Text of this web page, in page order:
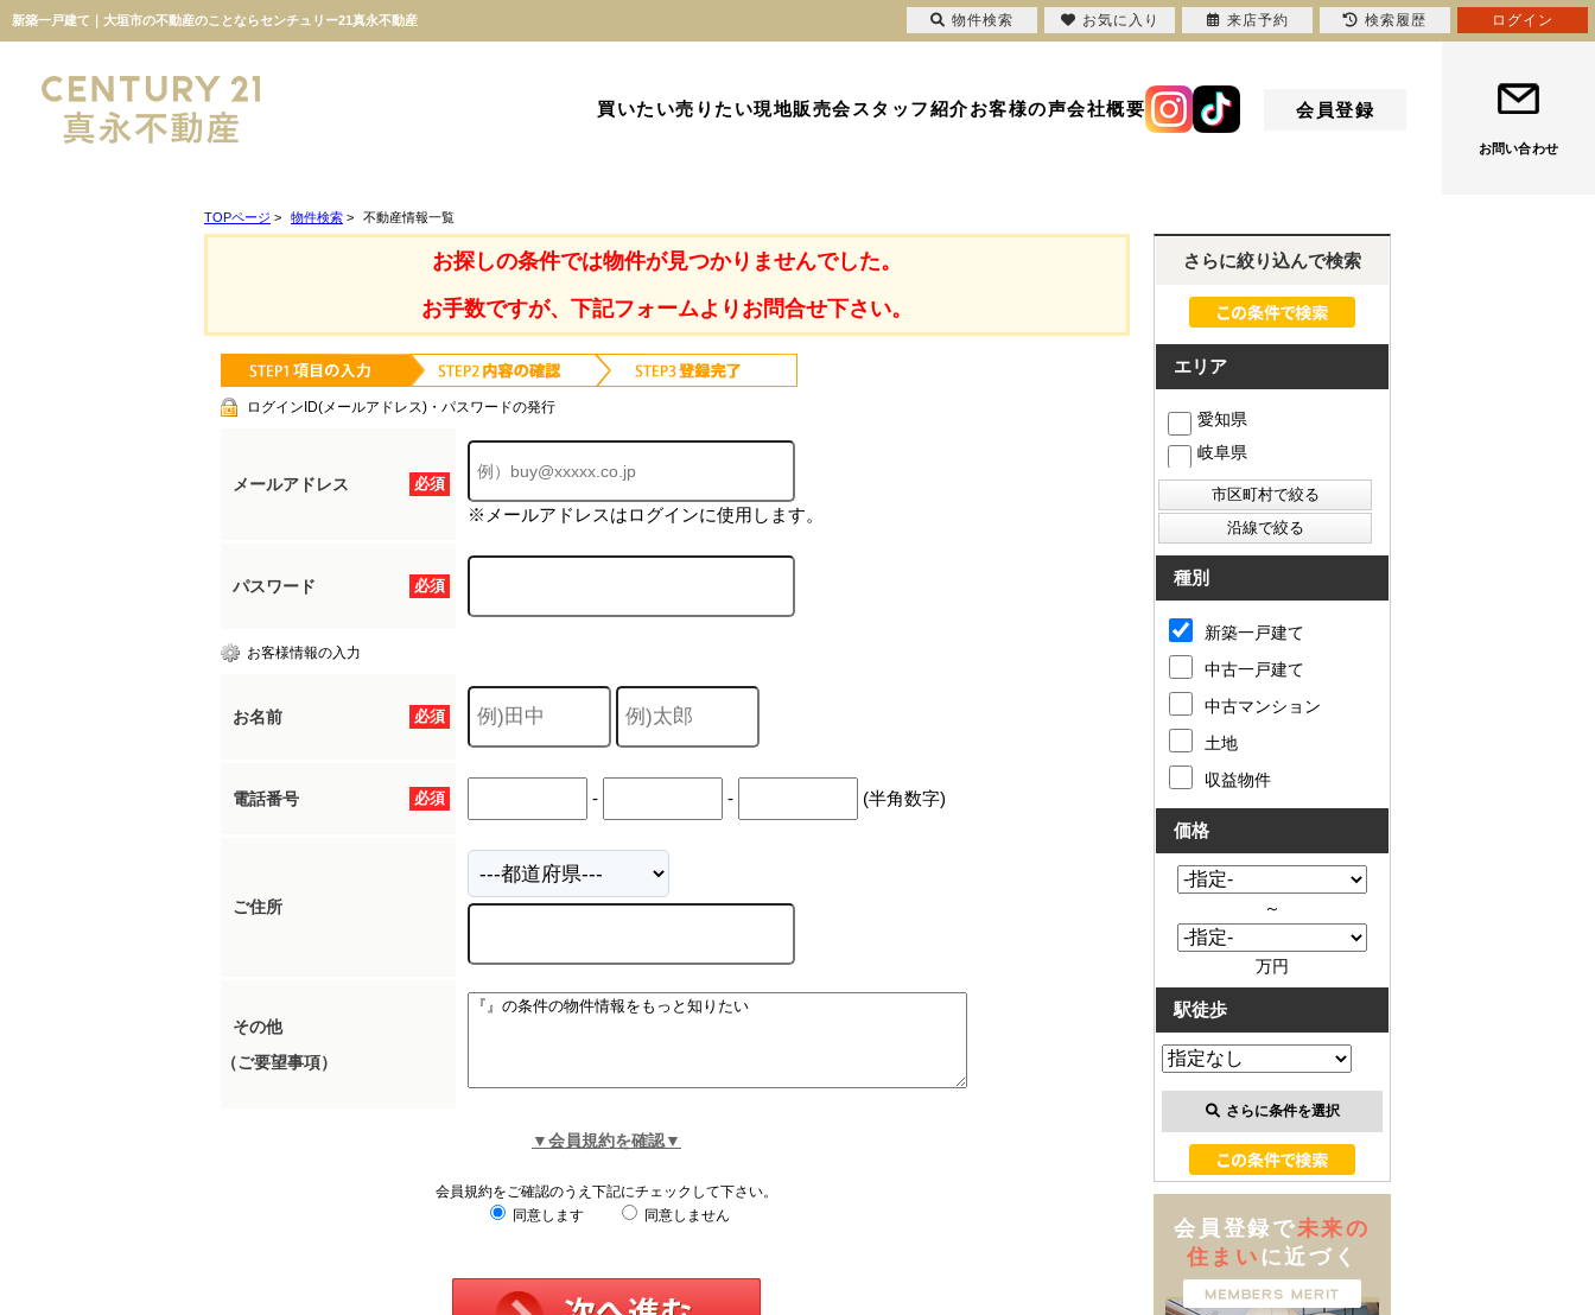
新築一戸建て｜大垣市の不動産のことならセンチュリー21真永不動産
買いたい売りたい現地販売会スタッフ紹介お客様の声会社概要 会員登録
お問い合わせ
TOPページ > 物件検索 > 不動産情報一覧
お探しの条件では物件が見つかりませんでした。
お手数ですが、下記フォームよりお問合せ下さい。
ログインID(メールアドレス)・パスワードの発行
必須
メールアドレス
※メールアドレスはログインに使用します。
必須
パスワード
お客様情報の入力
必須
お名前
必須
電話番号 - - (半角数字)
ご住所
その他
（ご要望事項）
▼会員規約を確認▼
会員規約をご確認のうえ下記にチェックして下さい。
同意します
同意しません
さらに絞り込んで検索
エリア
愛知県
岐阜県
種別
新築一戸建て
中古一戸建て
中古マンション
土地
収益物件
価格
～
万円
駅徒歩
さらに条件を選択
会員登録で未来の
住まい に近づく
物件検索 お気に入り 来店予約 検索履歴 ログイン